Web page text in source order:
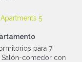
para 7
Salón-comedor con